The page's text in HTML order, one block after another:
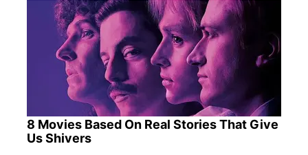
8 Movies Based On Real Stories That Give
Us Shivers